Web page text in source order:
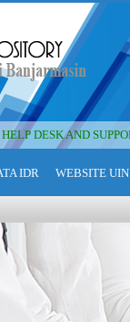
HELP DESK AND
IDR WEBSITE